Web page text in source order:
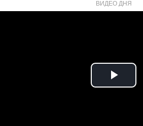
ВИДЕО ДНЯ
Play